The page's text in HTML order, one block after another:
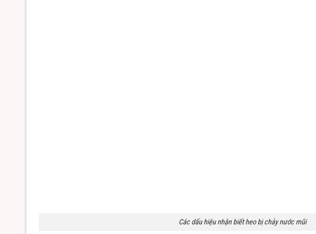
Các dấu hiệu nhận biết heo bị chảy nước mũi